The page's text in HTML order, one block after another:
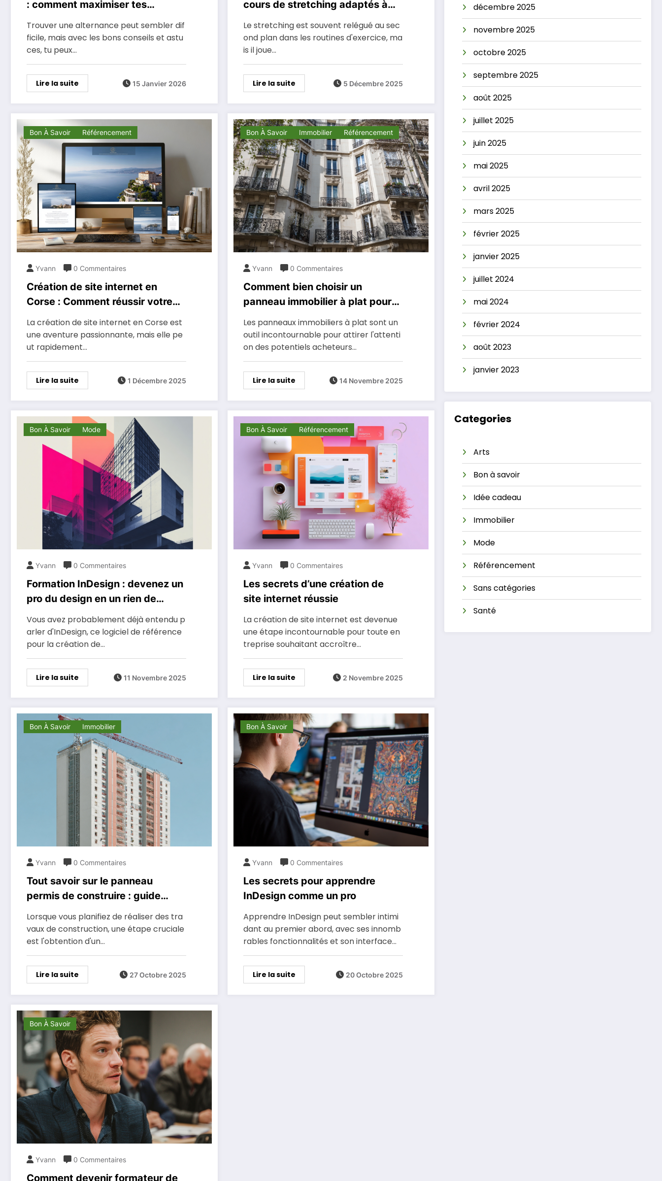
: comment maximiser tes
chances de réussite?
Trouver une alternance peut sembler dif
ficile, mais avec les bons conseils et astu
ces, tu peux…
Lire la suite 15 Janvier 2026
cours de stretching adaptés à
tous les niveaux de condition
physique
Le stretching est souvent relégué au sec
ond plan dans les routines d'exercice, ma
is il joue…
Lire la suite 5 Décembre 2025
Bon À Savoir Référencement
Yvann 0 Commentaires
Création de site internet en
Corse : Comment réussir votre
projet en 6 étapes ?
La création de site internet en Corse est
une aventure passionnante, mais elle pe
ut rapidement…
Lire la suite 1 Décembre 2025
Bon À Savoir Immobilier Référencement
Yvann 0 Commentaires
Comment bien choisir un
panneau immobilier à plat pour
vos annonces ?
Les panneaux immobiliers à plat sont un
outil incontournable pour attirer l'attenti
on des potentiels acheteurs…
Lire la suite 14 Novembre 2025
Bon À Savoir Mode
Yvann 0 Commentaires
Formation InDesign : devenez un
pro du design en un rien de
Vous avez probablement déjà entendu p
arler d'InDesign, ce logiciel de référence
pour la création de…
Lire la suite 11 Novembre 2025
Bon À Savoir Référencement
Yvann 0 Commentaires
Les secrets d’une création de
site internet réussie
La création de site internet est devenue
une étape incontournable pour toute en
treprise souhaitant accroître…
Lire la suite 2 Novembre 2025
Bon À Savoir Immobilier
Yvann 0 Commentaires
Tout savoir sur le panneau
permis de construire : guide
Lorsque vous planifiez de réaliser des tra
vaux de construction, une étape cruciale
est l'obtention d'un…
Lire la suite 27 Octobre 2025
Bon À Savoir
Yvann 0 Commentaires
Les secrets pour apprendre
InDesign comme un pro
Apprendre InDesign peut sembler intimi
dant au premier abord, avec ses innomb
rables fonctionnalités et son interface…
Lire la suite 20 Octobre 2025
Bon À Savoir
Yvann 0 Commentaires
Comment devenir formateur de
décembre 2025
novembre 2025
octobre 2025
septembre 2025
août 2025
juillet 2025
juin 2025
mai 2025
avril 2025
mars 2025
février 2025
janvier 2025
juillet 2024
mai 2024
février 2024
août 2023
janvier 2023
Categories
Arts
Bon à savoir
Idée cadeau
Immobilier
Mode
Référencement
Sans catégories
Santé